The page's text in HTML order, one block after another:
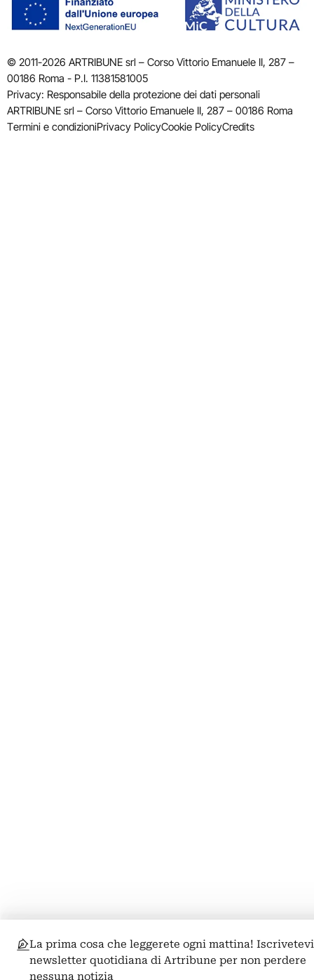
© 2011-2026 ARTRIBUNE srl – Corso Vittorio Emanuele II, 287 –
00186 Roma - P.I. 11381581005
Privacy: Responsabile della protezione dei dati personali
ARTRIBUNE srl – Corso Vittorio Emanuele II, 287 – 00186 Roma
Termini e condizioniPrivacy PolicyCookie PolicyCredits
La prima cosa che leggerete ogni mattina!
newsletter quotidiana di Artribune per non perdere
nessuna notizia